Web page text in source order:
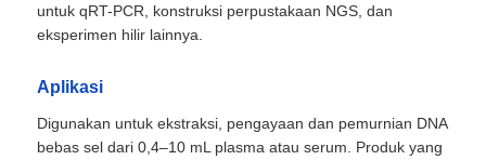
untuk qRT-PCR, konstruksi perpustakaan NGS, dan
eksperimen hilir lainnya.
Aplikasi
Digunakan untuk ekstraksi, pengayaan dan pemurnian DNA
bebas sel dari 0,4–10 mL plasma atau serum. Produk yang